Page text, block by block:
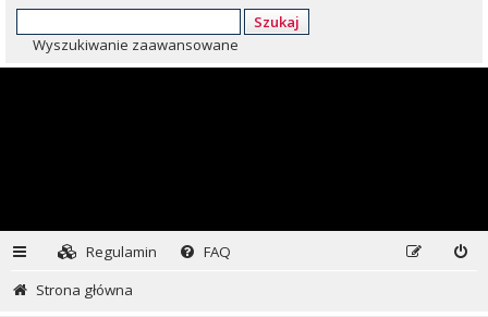
Szukaj
Wyszukiwanie zaawansowane
Regulamin
FAQ
Strona główna